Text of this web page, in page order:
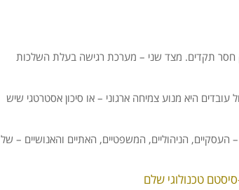
חסר תקדים. מצד שני – מערכת רגישה בעלת השלכות
היא מנוע צמיחה ארגוני – או סיכון אסטרטגי שיש
הניהוליים, המשפטיים, האתיים והאנושיים – של